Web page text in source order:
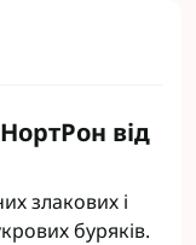
від
злакових і
буряків.